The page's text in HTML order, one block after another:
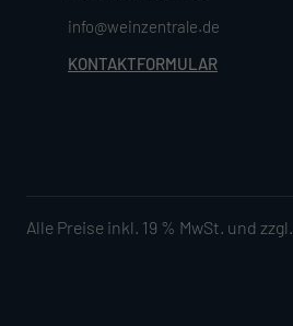
info@weinzentrale.de
KONTAKTFORMULAR
Alle Preise inkl. 19 % MwSt. und zzgl.